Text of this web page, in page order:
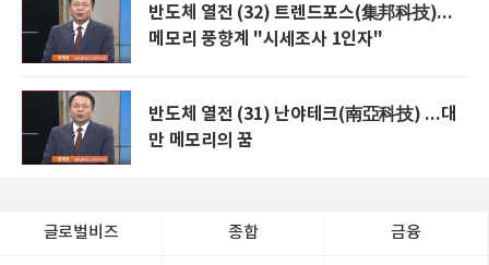
반도체 열전 (32) 트렌드포스(集邦科技)...
메모리 풍향계 "시세조사 1인자"
반도체 열전 (31) 난야테크(南亞科技) ...대
만 메모리의 꿈
글로벌비즈 종합 금융